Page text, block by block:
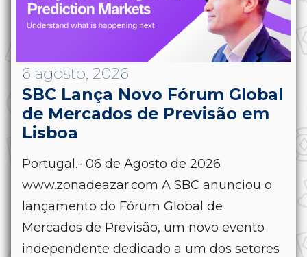
6 agosto, 2026
SBC Lança Novo Fórum Global
de Mercados de Previsão em
Lisboa
Portugal.- 06 de Agosto de 2026
www.zonadeazar.com A SBC anunciou o
lançamento do Fórum Global de
Mercados de Previsão, um novo evento
independente dedicado a um dos setores